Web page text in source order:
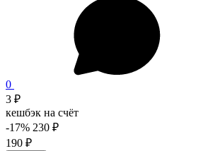
0
3 ₽
кешбэк на счёт
-17% 230 ₽
190 ₽